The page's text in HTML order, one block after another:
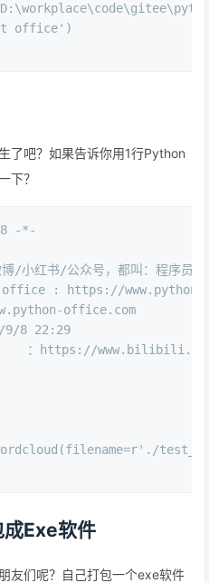
office' )
了吧？如果告诉你用1行Python
下？
-*-
/小红书/公众号，都叫：程序员晚
office : https://
office.com
9/8 22:29
：https://
r'./
Exe软件
友们呢？自己打包一个exe软件